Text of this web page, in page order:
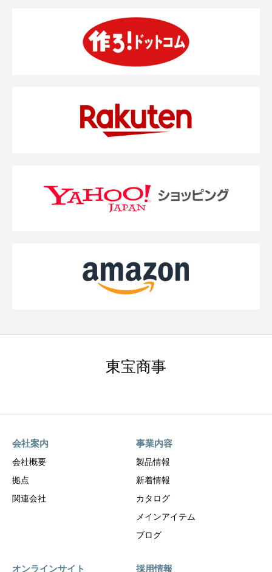
東宝商事
会社案内
会社概要
拠点
関連会社
事業内容
製品情報
新着情報
カタログ
メインアイテム
ブログ
オンラインサイト 採用情報